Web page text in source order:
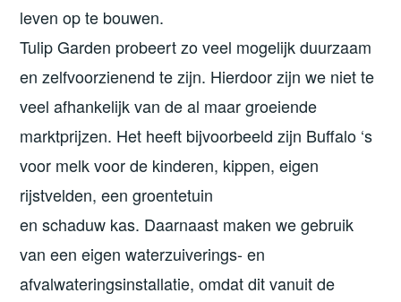
leven op te bouwen.
Tulip Garden probeert zo veel mogelijk duurzaam
en zelfvoorzienend te zijn. Hierdoor zijn we niet te
veel afhankelijk van de al maar groeiende
marktprijzen. Het heeft bijvoorbeeld zijn Buffalo ‘s
voor melk voor de kinderen, kippen, eigen
rijstvelden, een groentetuin
en schaduw kas. Daarnaast maken we gebruik
van een eigen waterzuiverings- en
afvalwateringsinstallatie, omdat dit vanuit de